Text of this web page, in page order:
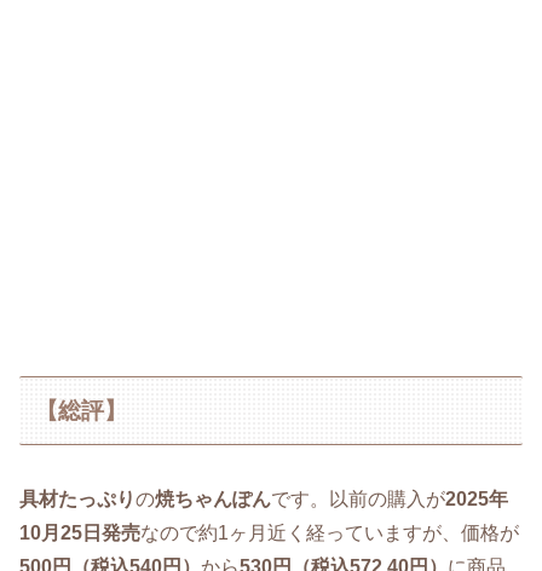
【総評】
具材たっぷりの焼ちゃんぽんです。以前の購入が2025年
10月25日発売なので約1ヶ月近く経っていますが、価格が
500円（税込540円） から530円（税込572.40円） に商品